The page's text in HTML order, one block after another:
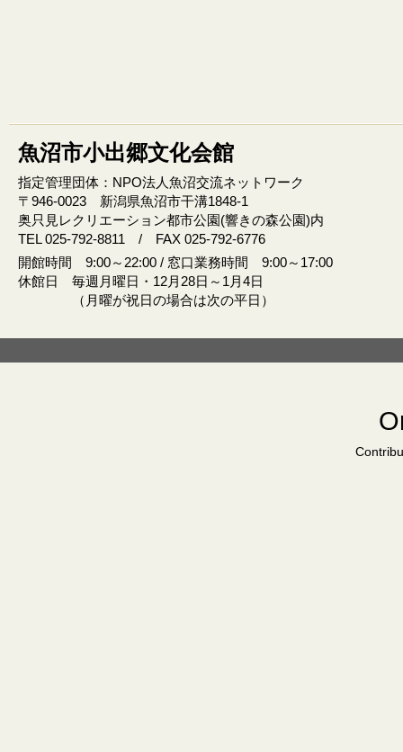
魚沼市小出郷文化会館
指定管理団体：NPO法人魚沼交流ネットワーク
〒946‐0023 新潟県魚沼市干溝1848‐1
奥只見レクリエーション都市公園(響きの森公園)内
TEL 025-792-8811 / FAX 025-792-6776
開館時間 9:00～22:00 / 窓口業務時間 9:00～17:00
休館日 毎週月曜日・12月28日～1月4日
（月曜が祝日の場合は次の平日）